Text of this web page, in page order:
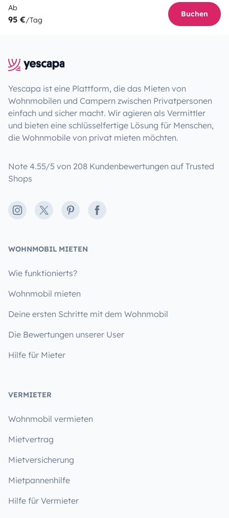
Ab
95 €/Tag
Buchen
Yescapa ist eine Plattform, die das Mieten von
Wohnmobilen und Campern zwischen Privatpersonen
einfach und sicher macht. Wir agieren als Vermittler
und bieten eine schlüsselfertige Lösung für Menschen,
die Wohnmobile von privat mieten möchten.
Note 4.55/5 von 208 Kundenbewertungen auf Trusted
Shops
Instagram
X PinterestFacebook
WOHNMOBIL MIETEN
Wie funktionierts?
Wohnmobil mieten
Deine ersten Schritte mit dem Wohnmobil
Die Bewertungen unserer User
Hilfe für Mieter
VERMIETER
Wohnmobil vermieten
Mietvertrag
Mietversicherung
Mietpannenhilfe
Hilfe für Vermieter